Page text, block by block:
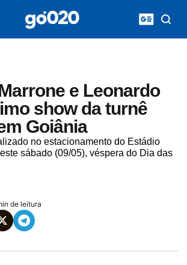
e Leonardo
show da turnê
Goiânia
no estacionamento do Estádio
sábado (09/05), véspera do Dia das
de leitura